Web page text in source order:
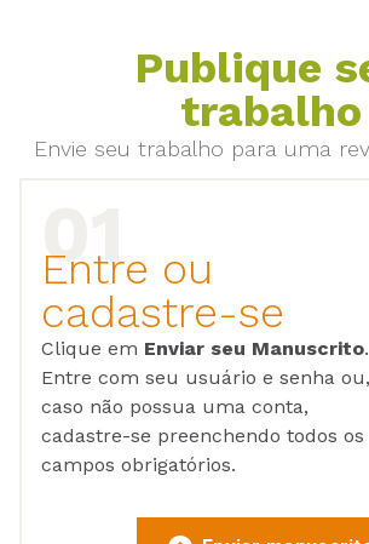
Publique
trabalho
Envie seu trabalho para uma
Entre ou
cadastre-se
Clique em Enviar seu Manuscrito.
Entre com seu usuário e senha ou,
caso não possua uma conta,
cadastre-se preenchendo todos os
campos obrigatórios.